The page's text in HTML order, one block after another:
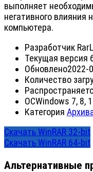
выполняет
негативного влияния
компьютера.
Разработчик
Текущая версия
Обновлено2022-
Количество
ОСWindows 7, 8,
Категория
Скачать WinRAR 32-bit
Скачать WinRAR 64-bit
Альтернативные